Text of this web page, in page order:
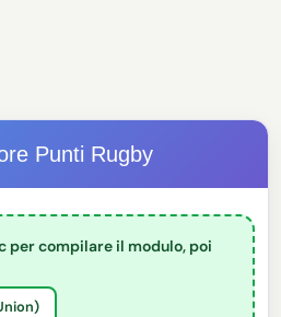
Punti Rugby
per compilare il modulo, poi